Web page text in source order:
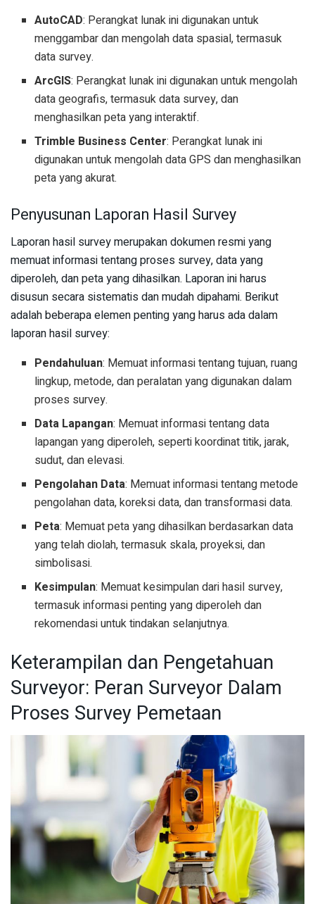
AutoCAD: Perangkat lunak ini digunakan untuk
menggambar dan mengolah data spasial, termasuk
data survey.
ArcGIS: Perangkat lunak ini digunakan untuk mengolah
data geografis, termasuk data survey, dan
menghasilkan peta yang interaktif.
Trimble Business Center: Perangkat lunak ini
digunakan untuk mengolah data GPS dan menghasilkan
peta yang akurat.
Penyusunan Laporan Hasil Survey
Laporan hasil survey merupakan dokumen resmi yang
memuat informasi tentang proses survey, data yang
diperoleh, dan peta yang dihasilkan. Laporan ini harus
disusun secara sistematis dan mudah dipahami. Berikut
adalah beberapa elemen penting yang harus ada dalam
laporan hasil survey:
Pendahuluan: Memuat informasi tentang tujuan, ruang
lingkup, metode, dan peralatan yang digunakan dalam
proses survey.
Data Lapangan: Memuat informasi tentang data
lapangan yang diperoleh, seperti koordinat titik, jarak,
sudut, dan elevasi.
Pengolahan Data: Memuat informasi tentang metode
pengolahan data, koreksi data, dan transformasi data.
Peta: Memuat peta yang dihasilkan berdasarkan data
yang telah diolah, termasuk skala, proyeksi, dan
simbolisasi.
Kesimpulan: Memuat kesimpulan dari hasil survey,
termasuk informasi penting yang diperoleh dan
rekomendasi untuk tindakan selanjutnya.
Keterampilan dan Pengetahuan
Surveyor: Peran Surveyor Dalam
Proses Survey Pemetaan